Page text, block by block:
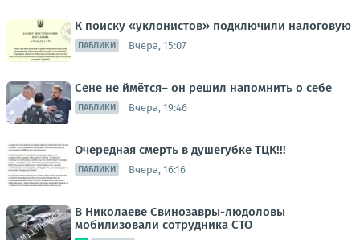
К поиску «уклонистов» подключили налоговую
ПАБЛИКИ Вчера, 15:07
Сене не ймётся– он решил напомнить о себе
ПАБЛИКИ Вчера, 19:46
Очередная смерть в душегубке ТЦК!!!
ПАБЛИКИ Вчера, 16:16
В Николаеве Свинозавры-людоловы
мобилизовали сотрудника СТО